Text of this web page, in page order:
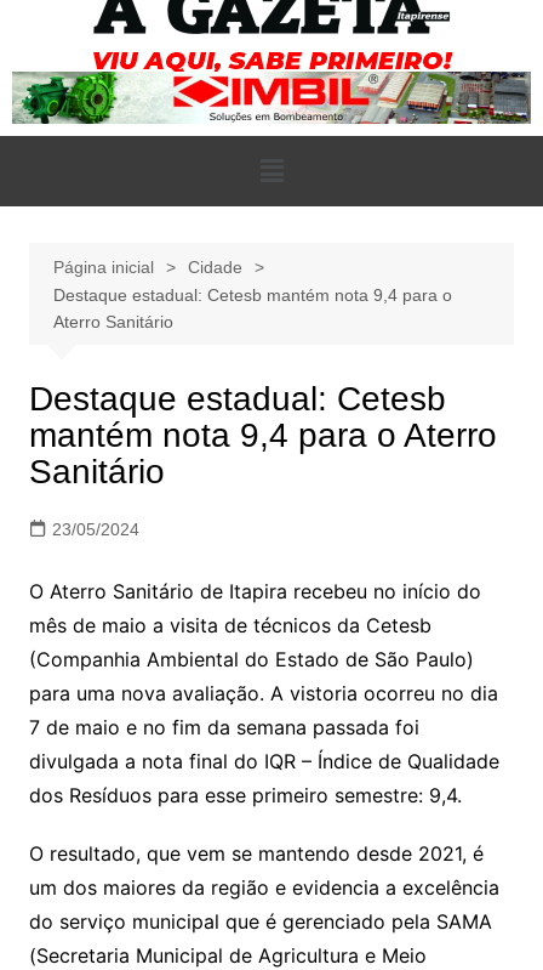
Página inicial
Cidade
Destaque estadual: Cetesb mantém nota 9,4 para o
Aterro Sanitário
Destaque estadual: Cetesb
mantém nota 9,4 para o Aterro
Sanitário
23/05/2024
O Aterro Sanitário de Itapira recebeu no início do
mês de maio a visita de técnicos da Cetesb
(Companhia Ambiental do Estado de São Paulo)
para uma nova avaliação. A vistoria ocorreu no dia
7 de maio e no fim da semana passada foi
divulgada a nota final do IQR – Índice de Qualidade
dos Resíduos para esse primeiro semestre: 9,4.
O resultado, que vem se mantendo desde 2021, é
um dos maiores da região e evidencia a excelência
do serviço municipal que é gerenciado pela SAMA
(Secretaria Municipal de Agricultura e Meio